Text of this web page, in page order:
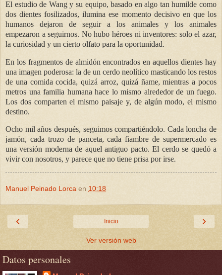
El estudio de Wang y su equipo, basado en algo tan humilde como
dos dientes fosilizados, ilumina ese momento decisivo en que los
humanos dejaron de seguir a los animales y los animales
empezaron a seguirnos. No hubo héroes ni inventores: solo el azar,
la curiosidad y un cierto olfato para la oportunidad.
En los fragmentos de almidón encontrados en aquellos dientes hay
una imagen poderosa: la de un cerdo neolítico masticando los restos
de una comida cocida, quizá arroz, quizá ñame, mientras a pocos
metros una familia humana hace lo mismo alrededor de un fuego.
Los dos comparten el mismo paisaje y, de algún modo, el mismo
destino.
Ocho mil años después, seguimos compartiéndolo. Cada loncha de
jamón, cada trozo de panceta, cada fiambre de supermercado es
una versión moderna de aquel antiguo pacto. El cerdo se quedó a
vivir con nosotros, y parece que no tiene prisa por irse.
Manuel Peinado Lorca en 10:18
‹ ›
Inicio
Ver versión web
Datos personales